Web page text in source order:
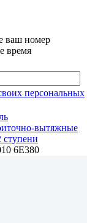
ваш номер
время
персональных
вытяжные
ступени
6E380